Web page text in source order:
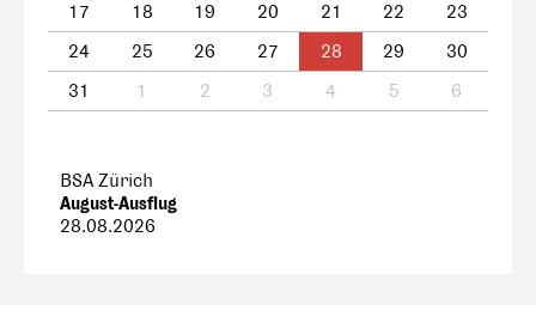
17
18 19 20 21 22
23
24
25 26 27 28 29
30
31
1 2 3 4 5 6
BSA Zürich
August-Ausflug
28.08.2026